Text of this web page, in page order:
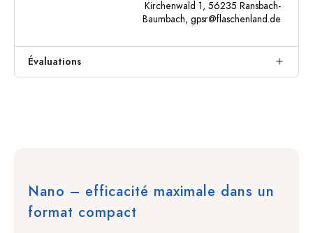
Kirchenwald 1, 56235 Ransbach-
Baumbach, gpsr@flaschenland.de
Évaluations
Nano – efficacité maximale dans un
format compact